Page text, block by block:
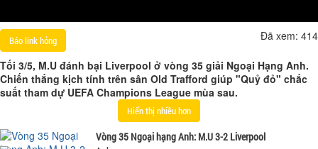
Báo link hỏng Đã xem: 414
Tối 3/5, M.U đánh bại Liverpool ở vòng 35 giải Ngoại Hạng Anh.
Chiến thắng kịch tính trên sân Old Trafford giúp "Quỷ đỏ" chắc
suất tham dự UEFA Champions League mùa sau.
Hiển thị nhiều hơn
Vòng 35 Ngoại hạng Anh: M.U 3-2 Liverpool